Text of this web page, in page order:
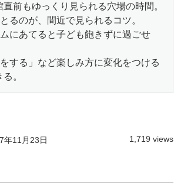
前もゆっくり見られる穴場の時間。
るのが、間近で見られるコツ。
にあてると子ども飽きずに過ごせ
する」など楽しみ方に変化をつける
。
年11月23日 1,719 views